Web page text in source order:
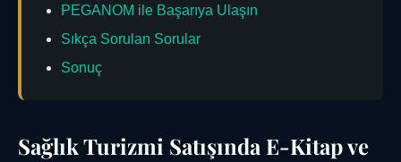
PEGANOM ile Başarıya Ulaşın
Sıkça Sorulan Sorular
Sonuç
Sağlık Turizmi Satışında E-Kitap ve